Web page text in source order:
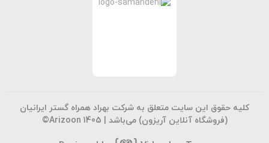
کلیه حقوق این سایت متعلق به شرکت بهراد همراه گستر ایرانیان
(فروشگاه آنلاین آریزون) می‌باشد | ©Arizoon 1405